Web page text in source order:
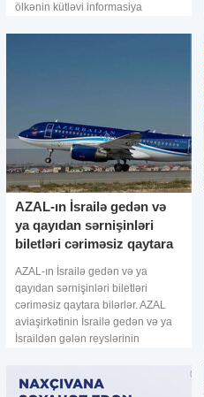
ölkənin kütləvi informasiya
AZAL-ın İsrailə gedən və
ya qayıdan sərnişinləri
biletləri cəriməsiz qaytara
bilərlər
AZAL-ın İsrailə gedən və ya
qayıdan sərnişinləri biletləri
cəriməsiz qaytara bilərlər. AZAL
aviaşirkətinin İsrailə gedən və ya
İsraildən gələn reyslərinin
qaytarmağ